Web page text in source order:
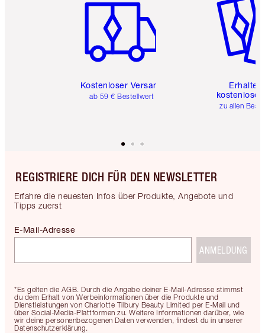
Kostenloser Versand
ab 59 € Bestellwert
Erhalte
kostenlose
zu allen
REGISTRIERE DICH FÜR DEN NEWSLETTER
Erfahre die neuesten Infos über Produkte, Angebote und
Tipps zuerst
*Es gelten die AGB. Durch die Angabe deiner E-Mail-Adresse stimmst
du dem Erhalt von Werbeinformationen über die Produkte und
Dienstleistungen von Charlotte Tilbury Beauty Limited per E-Mail und
über Social-Media-Plattformen zu. Weitere Informationen darüber, wie
wir deine personenbezogenen Daten verwenden, findest du in unserer
Datenschutzerklärung.
E-Mail-Adresse
ANMELDUNG